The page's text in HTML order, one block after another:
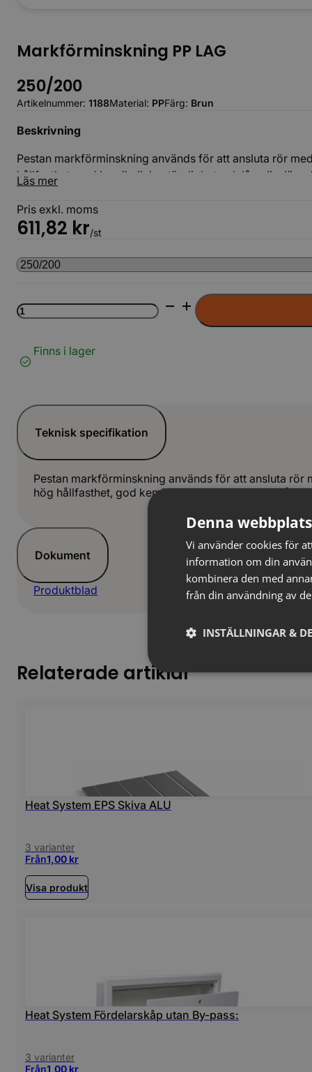
Markförminskning PP LAG
250/200
Artikelnummer: 1188Material: PPFärg: Brun
Beskrivning
Pestan markförminskning används för att ansluta rör
hållfasthet, god kemikaliebeständighet och lång
Läs mer
Pris exkl. moms
611,82 kr/st
Markförminskning
PP
Finns i lager
Teknisk specifikation
Pestan markförminskning används för att ansluta
hög hållfasthet, god kemikaliebeständighet och lång
Dokument
Produktblad
Relaterade artiklar
Heat System EPS Skiva ALU
3 varianter
Från1,00 kr
Visa produkt
Heat System Fördelarskåp utan By-pass:
3 varianter
Från1,00 kr
Denna
Vi använder cookies för
information om din
kombinera den med
från din användning av
INSTÄLLNINGAR &